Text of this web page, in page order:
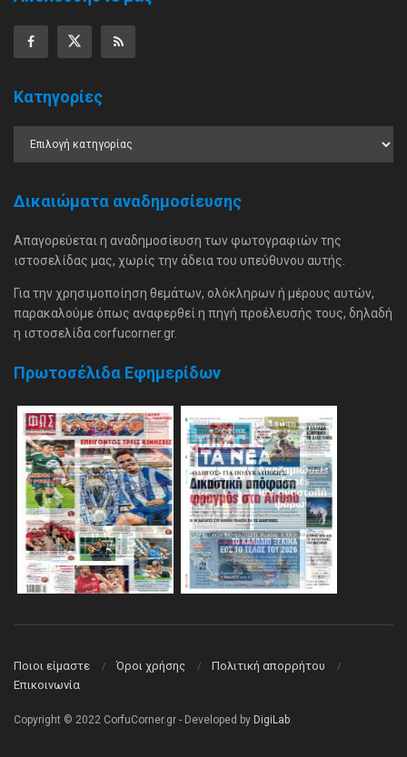
Κατηγορίες
Δικαιώματα αναδημοσίευσης
Απαγορεύεται η αναδημοσίευση των φωτογραφιών της
ιστοσελίδας μας, χωρίς την άδεια του υπεύθυνου αυτής.
Για την χρησιμοποίηση θεμάτων, ολόκληρων ή μέρους αυτών,
παρακαλούμε όπως αναφερθεί η πηγή προέλευσής τους, δηλαδή
η ιστοσελίδα corfucorner.gr.
Πρωτοσέλιδα Εφημερίδων
Ποιοι είμαστε Όροι χρήσης
Πολιτική απορρήτου
Επικοινωνία
Copyright © 2022 CorfuCorner.gr - Developed by DigiLab